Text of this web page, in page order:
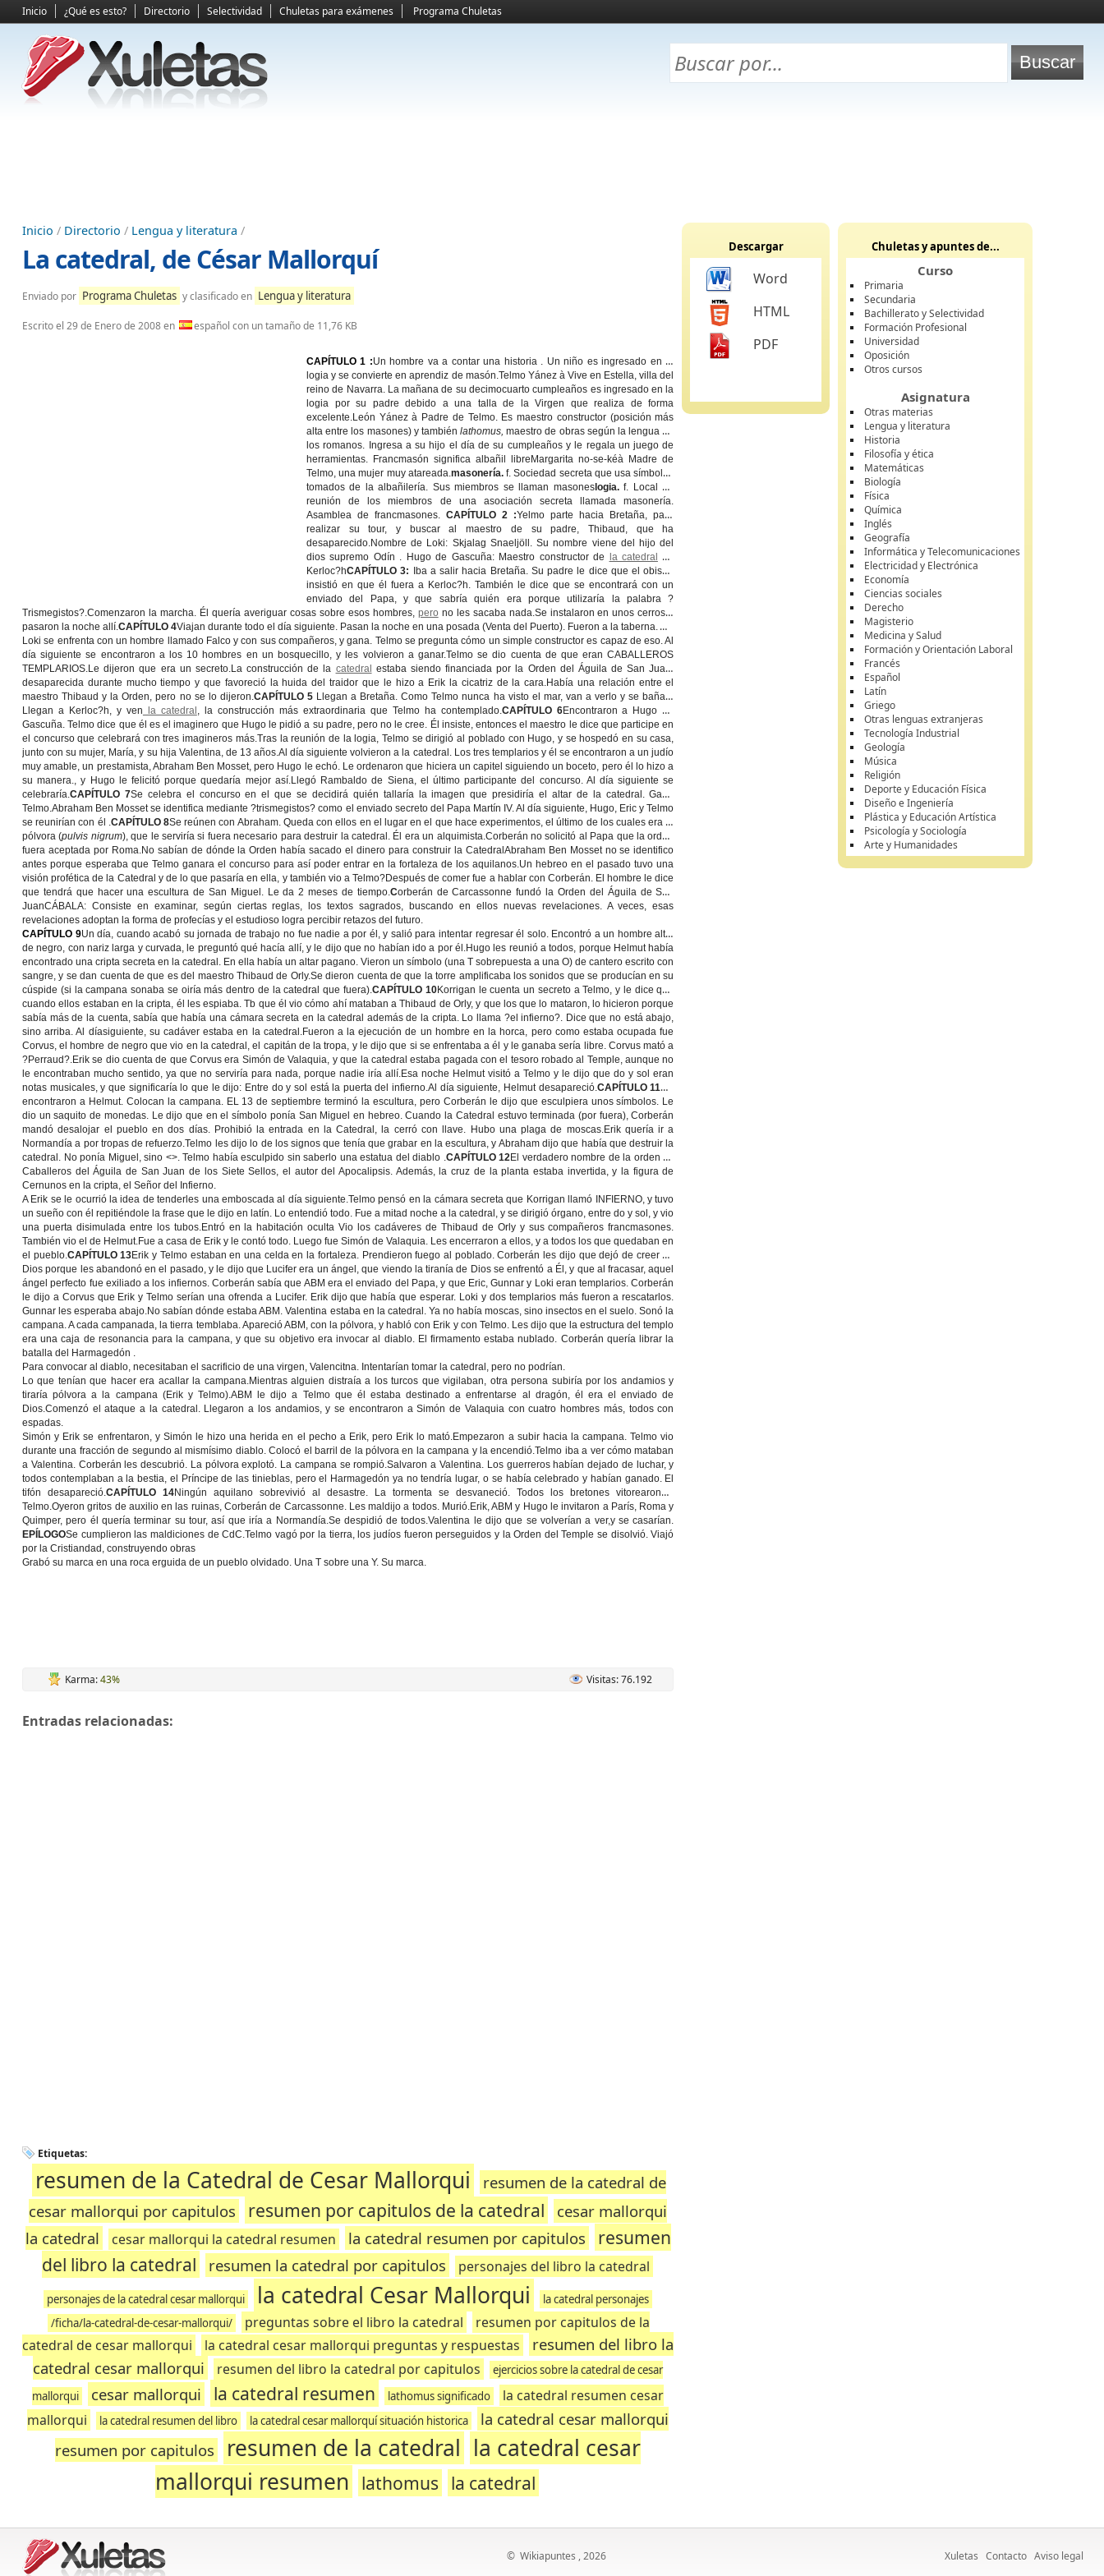
Inicio ¿Qué es esto? Directorio Selectividad Chuletas para exámenes Programa Chuletas
Inicio / Directorio / Lengua y literatura /
La catedral, de César Mallorquí
Enviado por Programa Chuletas y clasificado en Lengua y literatura
Escrito el 29 de Enero de 2008en español con un tamaño de 11,76 KB
CAPÍTULO 1 :Un hombre va a contar una historia . Un niño es ingresado en la
logia y se convierte en aprendiz de masón.Telmo Yánez à Vive en Estella, villa del
reino de Navarra. La mañana de su decimocuarto cumpleaños es ingresado en la
logia por su padre debido a una talla de la Virgen que realiza de forma
excelente.León Yánez à Padre de Telmo. Es maestro constructor (posición más
alta entre los masones) y tambiénlathomus, maestro de obras según la lengua de
los romanos. Ingresa a su hijo el día de su cumpleaños y le regala un juego de
herramientas. Francmasón significa albañil libreMargarita no-se-kéà Madre de
Telmo, una mujer muy atareada.masonería.f. Sociedad secreta que usa símbolos
tomados de la albañilería. Sus miembros se llaman masoneslogia.f. Local de
reunión de los miembros de una asociación secreta llamada masonería.
Asamblea de francmasones.CAPÍTULO 2 :Yelmo parte hacia Bretaña, para
realizar su tour, y buscar al maestro de su padre, Thibaud, que ha
desaparecido.Nombre de Loki: Skjalag Snaeljöll. Su nombre viene del hijo del
dios supremo Odín . Hugo de Gascuña: Maestro constructor de
la catedral
de
Kerloc?hCAPÍTULO 3:
Iba a salir hacia Bretaña. Su padre le dice que el obispo
insistió en que él fuera a Kerloc?h. También le dice que se encontrará con un
enviado del Papa, y que sabría quién era porque utilizaría la palabra ?
Trismegistos?.Comenzaron la marcha. Él quería averiguar cosas sobre esos hombres, pero no les sacaba nada.Se instalaron en unos cerros y
pasaron la noche allí.CAPÍTULO 4Viajan durante todo el día siguiente. Pasan la noche en una posada (Venta del Puerto). Fueron a la taberna. Allí
Loki se enfrenta con un hombre llamado Falco y con sus compañeros, y gana. Telmo se pregunta cómo un simple constructor es capaz de eso. Al
día siguiente se encontraron a los 10 hombres en un bosquecillo, y les volvieron a ganar.Telmo se dio cuenta de que eran CABALLEROS
TEMPLARIOS.Le dijeron que era un secreto.La construcción de la catedral estaba siendo financiada por la Orden del Águila de San Juan,
desaparecida durante mucho tiempo y que favoreció la huida del traidor que le hizo a Erik la cicatriz de la cara.Había una relación entre el
maestro Thibaud y la Orden, pero no se lo dijeron.CAPÍTULO 5 Llegan a Bretaña. Como Telmo nunca ha visto el mar, van a verlo y se bañan.
Llegan a Kerloc?h, y ven la catedral , la construcción más extraordinaria que Telmo ha contemplado.CAPÍTULO 6Encontraron a Hugo de
Gascuña. Telmo dice que él es el imaginero que Hugo le pidió a su padre, pero no le cree. Él insiste, entonces el maestro le dice que participe en
el concurso que celebrará con tres imagineros más.Tras la reunión de la logia, Telmo se dirigió al poblado con Hugo, y se hospedó en su casa,
junto con su mujer, María, y su hija Valentina, de 13 años.Al día siguiente volvieron a la catedral. Los tres templarios y él se encontraron a un judío
muy amable, un prestamista, Abraham Ben Mosset, pero Hugo le echó. Le ordenaron que hiciera un capitel siguiendo un boceto, pero él lo hizo a
su manera., y Hugo le felicitó porque quedaría mejor así.Llegó Rambaldo de Siena, el último participante del concurso. Al día siguiente se
celebraría.CAPÍTULO 7Se celebra el concurso en el que se decidirá quién tallaría la imagen que presidiría el altar de la catedral. Gana
Telmo.Abraham Ben Mosset se identifica mediante ?trismegistos? como el enviado secreto del Papa Martín IV. Al día siguiente, Hugo, Eric y Telmo
se reunirían con él .CAPÍTULO 8Se reúnen con Abraham. Queda con ellos en el lugar en el que hace experimentos, el último de los cuales era la
pólvora (pulvis nigrum), que le serviríasi fuera necesario para destruir la catedral. Él era un alquimista.Corberán no solicitó al Papa que la orden
fuera aceptada por Roma.No sabían de dónde la Orden había sacado el dinero para construir la CatedralAbraham Ben Mosset no se identifico
antes porque esperaba que Telmo ganara el concurso para así poder entrar en la fortaleza de los aquilanos.Un hebreo en el pasado tuvo una
visión profética de la Catedral y de lo que pasaría en ella, y también vio a Telmo?Después de comer fue a hablar con Corberán. El hombre le dice
que tendrá que hacer una escultura de San Miguel. Le da 2 meses de tiempo.Corberán de Carcassonne fundó la Orden del Águila de San
JuanCÁBALA: Consiste en examinar, según ciertas reglas, los textos sagrados, buscando en ellos nuevas revelaciones. A veces, esas
revelaciones adoptan la forma de profecías y el estudioso logra percibir retazos del futuro.
CAPÍTULO 9Un día, cuando acabó su jornada de trabajo no fue nadie a por él, y salió para intentar regresar él solo. Encontró a un hombre alto,
de negro, con nariz larga y curvada, le preguntó qué hacía allí, y le dijo que no habían ido a por él.Hugo les reunió a todos, porque Helmut había
encontrado una cripta secreta en la catedral. En ella había un altar pagano. Vieron un símbolo (una T sobrepuesta a una O) de cantero escrito con
sangre, y se dan cuenta de que es del maestro Thibaud de Orly.Se dieron cuenta de que la torre amplificaba los sonidos que se producían en su
cúspide (si la campana sonaba se oiría más dentro de la catedral que fuera).CAPÍTULO 10Korrigan le cuenta un secreto a Telmo, y le dice que
cuando ellos estaban en la cripta, él les espiaba. Tb que él vio cómo ahí mataban a Thibaud de Orly, y que los que lo mataron, lo hicieron porque
sabía más de la cuenta, sabía que había una cámara secreta en la catedral además de la cripta. Lo llama ?el infierno?. Dice que no está abajo,
sino arriba. Al díasiguiente, su cadáver estaba en la catedral.Fueron a la ejecución de un hombre en la horca, pero como estaba ocupada fue
Corvus, el hombre de negro que vio en la catedral, el capitán de la tropa, y le dijo que si se enfrentaba a él y le ganaba sería libre. Corvus mató a
?Perraud?.Erik se dio cuenta de que Corvus era Simón de Valaquia, y que la catedral estaba pagada con el tesoro robado al Temple, aunque no
le encontraban mucho sentido, ya que no serviría para nada, porque nadie iría allí.Esa noche Helmut visitó a Telmo y le dijo que do y sol eran
notas musicales, y que significaría lo que le dijo: Entre do y sol está la puerta del infierno.Al día siguiente, Helmut desapareció.CAPÍTULO 11No
encontraron a Helmut. Colocan la campana. EL 13 de septiembre terminó la escultura, pero Corberán le dijo que esculpiera unos símbolos. Le
dio un saquito de monedas. Le dijo que en el símbolo ponía San Miguel en hebreo. Cuando la Catedral estuvo terminada (por fuera), Corberán
mandó desalojar el pueblo en dos días. Prohibió la entrada en la Catedral, la cerró con llave. Hubo una plaga de moscas.Erik quería ir a
Normandía a por tropas de refuerzo.Telmo les dijo lo de los signos que tenía que grabar en la escultura, y Abraham dijo que había que destruir la
catedral. No ponía Miguel, sino <>. Telmo había esculpido sin saberlo una estatua del diablo .CAPÍTULO 12El verdadero nombre de la orden es
Caballeros del Águila de San Juan de los Siete Sellos, el autor del Apocalipsis. Además, la cruz de la planta estaba invertida, y la figura de
Cernunos en la cripta, el Señor del Infierno.
A Erik se le ocurrió la idea de tenderles una emboscada al día siguiente.Telmo pensó en la cámara secreta que Korrigan llamó INFIERNO, y tuvo
un sueño con él repitiéndole la frase que le dijo en latín. Lo entendió todo. Fue a mitad noche a la catedral, y se dirigió órgano, entre do y sol, y vio
una puerta disimulada entre los tubos.Entró en la habitación oculta Vio los cadáveres de Thibaud de Orly y sus compañeros francmasones.
También vio el de Helmut.Fue a casa de Erik y le contó todo. Luego fue Simón de Valaquia. Les encerraron a ellos, y a todos los que quedaban en
el pueblo.CAPÍTULO 13Erik y Telmo estaban en una celda en la fortaleza. Prendieron fuego al poblado. Corberán les dijo que dejó de creer en
Dios porque les abandonó en el pasado, y le dijo que Lucifer era un ángel, que viendo la tiranía de Dios se enfrentó a Él, y que al fracasar, aquel
ángel perfecto fue exiliado a los infiernos. Corberán sabía que ABM era el enviado del Papa, y que Eric, Gunnar y Loki eran templarios. Corberán
le dijo a Corvus que Erik y Telmo serían una ofrenda a Lucifer. Erik dijo que había que esperar. Loki y dos templarios más fueron a rescatarlos.
Gunnar les esperaba abajo.No sabían dónde estaba ABM. Valentina estaba en la catedral. Ya no había moscas, sino insectos en el suelo. Sonó la
campana. A cada campanada, la tierra temblaba. Apareció ABM, con la pólvora, y habló con Erik y con Telmo. Les dijo que la estructura del templo
era una caja de resonancia para la campana, y que su objetivo era invocar al diablo. El firmamento estaba nublado. Corberán quería librar la
batalla del Harmagedón .
Para convocar al diablo, necesitaban el sacrificio de una virgen, Valencitna. Intentarían tomar la catedral, pero no podrían.
Lo que tenían que hacer era acallar la campana.Mientras alguien distraía a los turcos que vigilaban, otra persona subiría por los andamios y
tiraría pólvora a la campana (Erik y Telmo).ABM le dijo a Telmo que él estaba destinado a enfrentarse al dragón, él era el enviado de
Dios.Comenzó el ataque a la catedral. Llegaron a los andamios, y se encontraron a Simón de Valaquia con cuatro hombres más, todos con
espadas.
Simón y Erik se enfrentaron, y Simón le hizo una herida en el pecho a Erik, pero Erik lo mató.Empezaron a subir hacia la campana. Telmo vio
durante una fracción de segundo al mismísimo diablo. Colocó el barril de la pólvora en la campana y la encendió.Telmo iba a ver cómo mataban
a Valentina. Corberán les descubrió. La pólvora explotó. La campana se rompió.Salvaron a Valentina. Los guerreros habían dejado de luchar, y
todos contemplaban a la bestia, el Príncipe de las tinieblas, pero el Harmagedón ya no tendría lugar, o se había celebrado y habían ganado. El
tifón desapareció.CAPÍTULO 14Ningún aquilano sobrevivió al desastre. La tormenta se desvaneció. Todos los bretones vitorearon a
Telmo.Oyeron gritos de auxilio en las ruinas, Corberán de Carcassonne. Les maldijo a todos. Murió.Erik, ABM y Hugo le invitaron a París, Roma y
Quimper, pero él quería terminar su tour, así que iría a Normandía.Se despidió de todos.Valentina le dijo que se volverían a ver,y se casarían.
EPÍLOGOSe cumplieron las maldiciones de CdC.Telmo vagó por la tierra, los judíos fueron perseguidos y la Orden del Temple se disolvió. Viajó
por la Cristiandad, construyendo obras
Grabó su marca en una roca erguida de un pueblo olvidado. Una T sobre una Y. Su marca.
Karma:43% Visitas: 76.192
Entradas relacionadas:
Etiquetas:
resumen de la Catedral de Cesar Mallorqui
resumen de la catedral de
cesar mallorqui por capitulos
resumen por capitulos de la catedral
cesar mallorqui
la catedral
cesar mallorqui la catedral resumen la catedral resumen por capitulos
resumen
del libro la catedral
resumen la catedral por capitulos personajes del libro la catedral
personajes de la catedral cesar mallorqui la catedral Cesar Mallorqui
la catedral personajes
/ficha/la-catedral-de-cesar-mallorqui/
preguntas sobre el libro la catedral
resumen por capitulos de la
catedral de cesar mallorqui
la catedral cesar mallorqui preguntas y respuestas
resumen del libro la
catedral cesar mallorqui
resumen del libro la catedral por capitulos
ejercicios sobre la catedral de cesar
mallorqui
cesar mallorqui la catedral resumen lathomus significado
la catedral resumen cesar
mallorqui
la catedral resumen del libro la catedral cesar mallorquí situación historica
la catedral cesar mallorqui
resumen por capitulos
resumen de la catedral la catedral cesar
mallorqui resumen lathomus la catedral
Descargar
Word
HTML
PDF
Chuletas y apuntes de...
Curso
Primaria
Secundaria
Bachillerato y Selectividad
Formación Profesional
Universidad
Oposición
Otros cursos
Asignatura
Otras materias
Lengua y literatura
Historia
Filosofía y ética
Matemáticas
Biología
Física
Química
Inglés
Geografía
Informática y Telecomunicaciones
Electricidad y Electrónica
Economía
Ciencias sociales
Derecho
Magisterio
Medicina y Salud
Formación y Orientación Laboral
Francés
Español
Latín
Griego
Otras lenguas extranjeras
Tecnología Industrial
Geología
Música
Religión
Deporte y Educación Física
Diseño e Ingeniería
Plástica y Educación Artística
Psicología y Sociología
Arte y Humanidades
Xuletas Contacto Aviso legal
© Wikiapuntes , 2026